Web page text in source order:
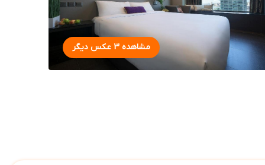
مشاهده 3 عکس دیگر